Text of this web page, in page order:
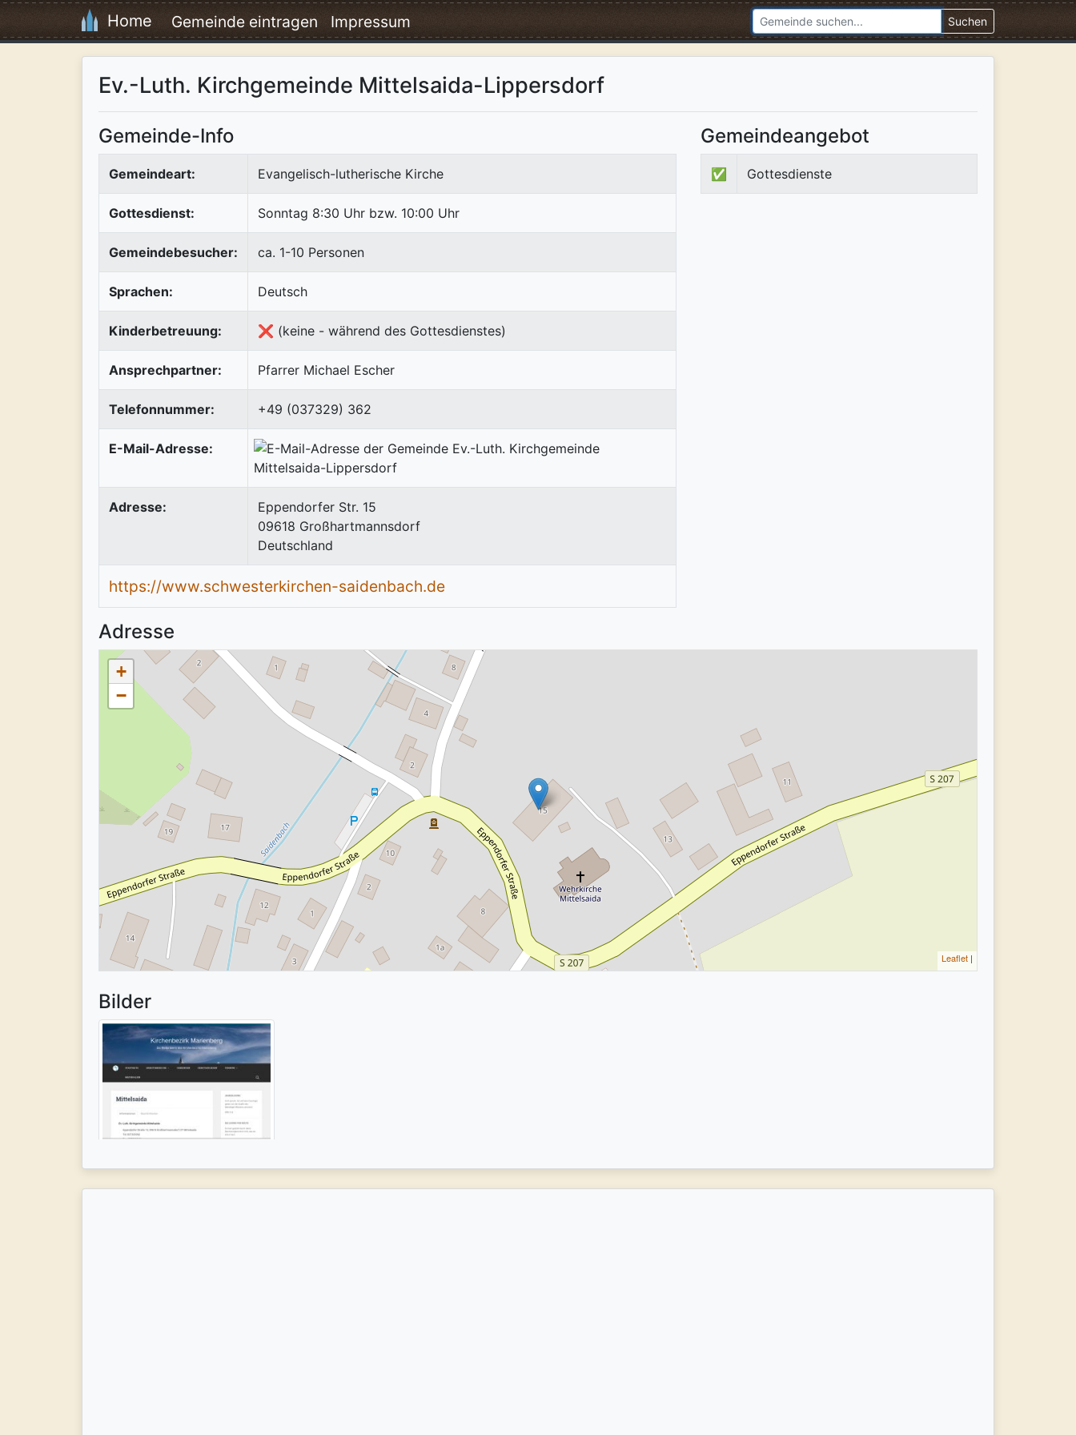
Home Gemeinde eintragen Impressum Suchen
Ev.-Luth. Kirchgemeinde Mittelsaida-Lippersdorf
Gemeinde-Info
Gemeindeart: Evangelisch-lutherische Kirche
Gottesdienst: Sonntag 8:30 Uhr bzw. 10:00 Uhr
Gemeindebesucher: ca. 1-10 Personen
Sprachen: Deutsch
Kinderbetreuung: ❌ (keine - während des Gottesdienstes)
Ansprechpartner: Pfarrer Michael Escher
Telefonnummer: +49 (037329) 362
E-Mail-Adresse:
Adresse:
Eppendorfer Str. 15
09618 Großhartmannsdorf
Deutschland
https://www.schwesterkirchen-saidenbach.de
Gemeindeangebot
✅ Gottesdienste
Adresse
+
−
Leaflet |
Bilder